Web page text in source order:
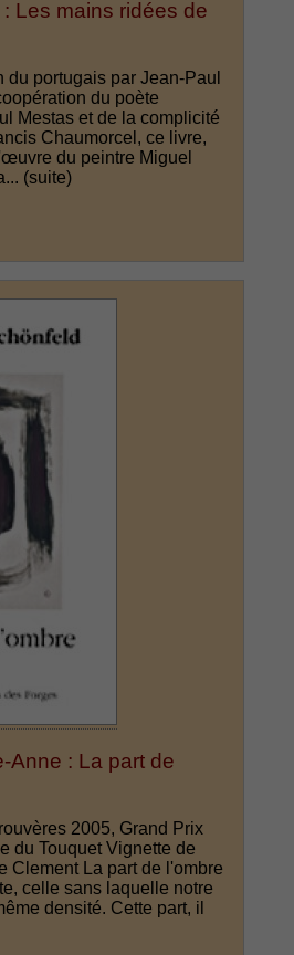
Les mains ridées de
du portugais par Jean-Paul
du poète
Mestas et de la complicité
Chaumorcel, ce livre,
du peintre Miguel
(suite)
Anne : La part de
2005, Grand Prix
du Touquet Vignette de
Clement La part de l'ombre
celle sans laquelle notre
densité. Cette part, il